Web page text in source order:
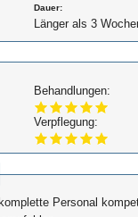
Dauer:
Länger als 3
Behandlungen:
Verpflegung:
Personal